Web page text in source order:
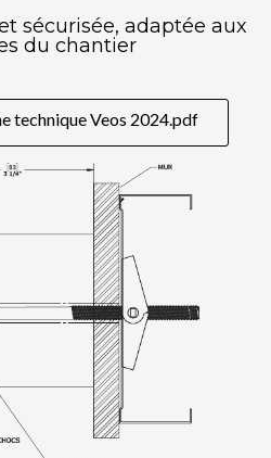
sécurisée, adaptée aux
du chantier
technique Veos 2024.pdf